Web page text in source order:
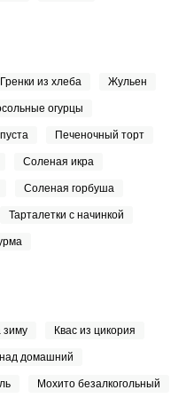
Гренки из хлеба Жульен
огурцы
Печеночный торт
Соленая икра
Соленая горбуша
Тарталетки с начинкой
зиму Квас из цикория
домашний
Мохито безалкогольный